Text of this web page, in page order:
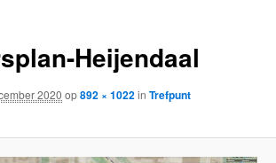
Heijendaal
2020 op892 × 1022inTrefpunt